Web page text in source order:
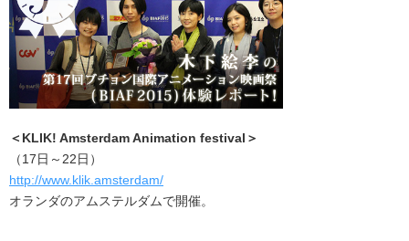
＜ KLIK! Amsterdam Animation festival ＞
（17日～22日）
http://www.klik.amsterdam/
オランダのアムステルダムで開催。